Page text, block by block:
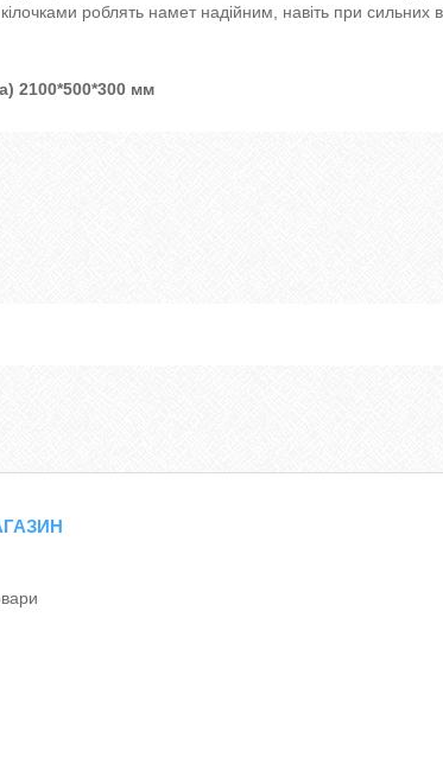
роблять намет надійним, навіть при сильних
2100*500*300 мм